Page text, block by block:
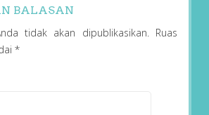
BALASAN
tidak akan dipublikasikan.
Ruas
*